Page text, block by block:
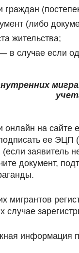
граждан
(либо
жительства;
случае если
на сайте
ее
заявитель
документ,
мигрантов
случае